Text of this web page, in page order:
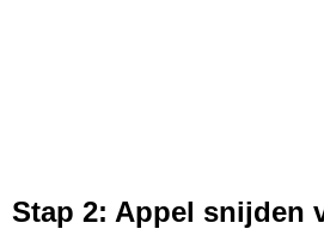
Stap 2: Appel snijden